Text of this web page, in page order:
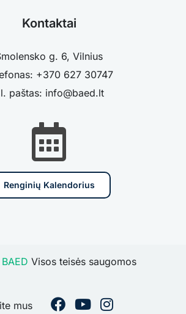
Kontaktai
g. 6, Vilnius
+370 627 30747
paštas: info@baed.lt
Renginių Kalendorius
BAED Visos teisės saugomos
mus